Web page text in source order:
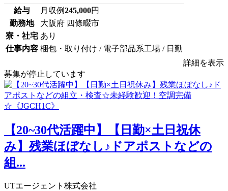
給与 月収例245,000円
勤務地
大阪府 四條畷市
寮・社宅 あり
仕事内容 梱包・取り付け / 電子部品系工場 / 日勤
詳細を表示
募集が停止しています
【20~30代活躍中】【日勤×土日祝休
み】残業ほぼなし♪ドアポストなどの
組...
UTエージェント株式会社